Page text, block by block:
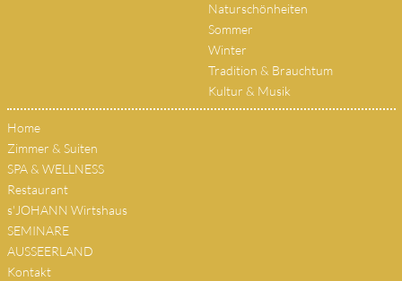
Naturschönheiten
Sommer
Winter
Tradition & Brauchtum
Kultur & Musik
Home
Zimmer & Suiten
SPA & WELLNESS
Restaurant
s'JOHANN Wirtshaus
SEMINARE
AUSSEERLAND
Kontakt